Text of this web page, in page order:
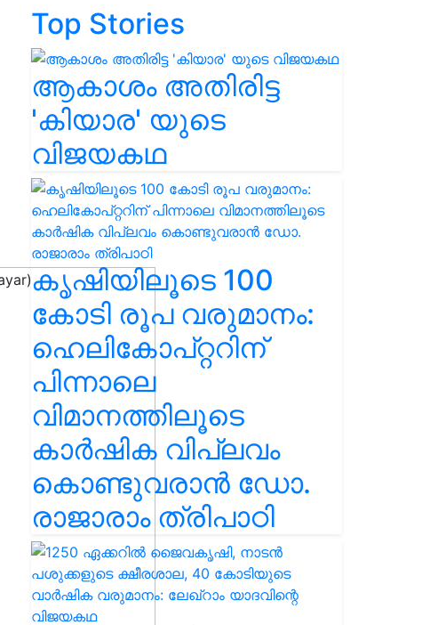
Top Stories
ആകാശം അതിരിട്ട
'കിയാര' യുടെ
വിജയകഥ
കൃഷിയിലൂടെ 100
കോടി രൂപ വരുമാനം:
ഹെലികോപ്റ്ററിന്
പിന്നാലെ
വിമാനത്തിലൂടെ
കാർഷിക വിപ്ലവം
കൊണ്ടുവരാൻ ഡോ.
രാജാരാം ത്രിപാഠി